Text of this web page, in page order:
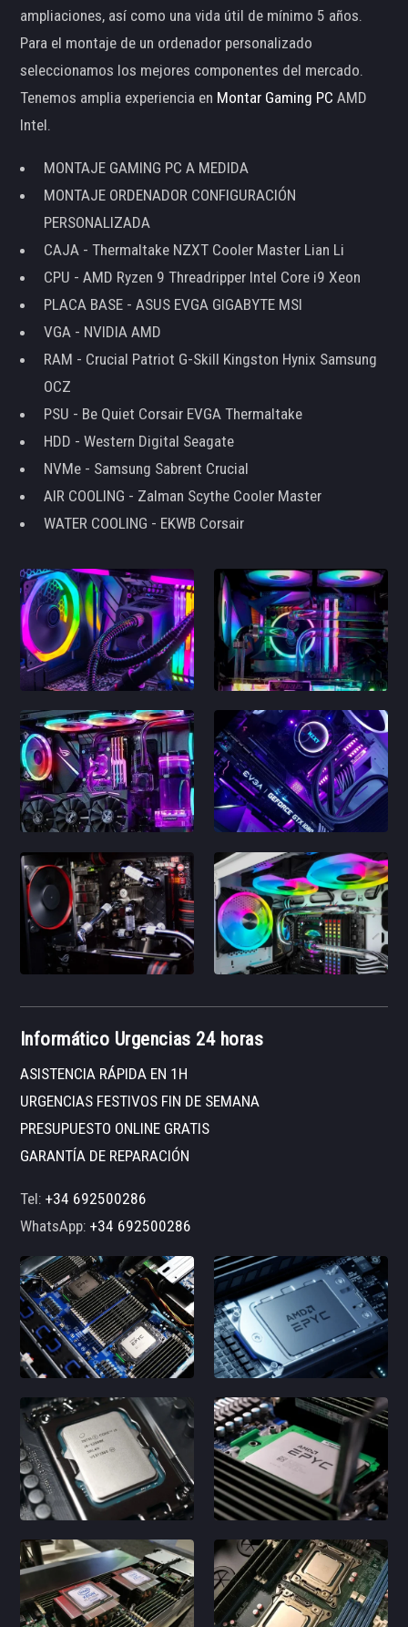
ampliaciones, así como una vida útil de mínimo 5 años.
Para el montaje de un ordenador personalizado
seleccionamos los mejores componentes del mercado.
Tenemos amplia experiencia en Montar Gaming PC AMD
Intel.
MONTAJE GAMING PC A MEDIDA
MONTAJE ORDENADOR CONFIGURACIÓN
PERSONALIZADA
CAJA - Thermaltake NZXT Cooler Master Lian Li
CPU - AMD Ryzen 9 Threadripper Intel Core i9 Xeon
PLACA BASE - ASUS EVGA GIGABYTE MSI
VGA - NVIDIA AMD
RAM - Crucial Patriot G-Skill Kingston Hynix Samsung
OCZ
PSU - Be Quiet Corsair EVGA Thermaltake
HDD - Western Digital Seagate
NVMe - Samsung Sabrent Crucial
AIR COOLING - Zalman Scythe Cooler Master
WATER COOLING - EKWB Corsair
Informático Urgencias 24 horas
ASISTENCIA RÁPIDA EN 1H
URGENCIAS FESTIVOS FIN DE SEMANA
PRESUPUESTO ONLINE GRATIS
GARANTÍA DE REPARACIÓN
Tel:+34 692500286
WhatsApp:+34 692500286